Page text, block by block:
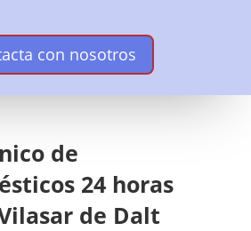
con nosotros
de
24 horas
de Dalt